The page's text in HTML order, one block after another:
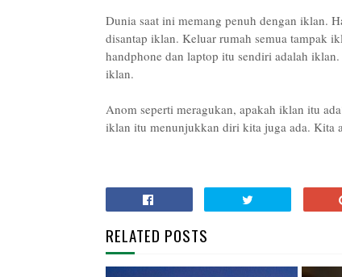
Dunia saat ini memang penuh dengan iklan.
disantap iklan. Keluar rumah semua tampak
handphone dan laptop itu sendiri adalah
iklan.
Anom seperti meragukan, apakah iklan itu
iklan itu menunjukkan diri kita juga ada. Kita
RELATED POSTS